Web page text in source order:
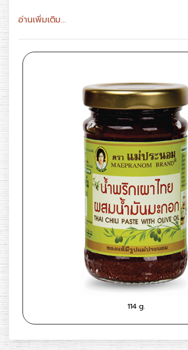
อ่านเพิ่มเติม...
114 g.